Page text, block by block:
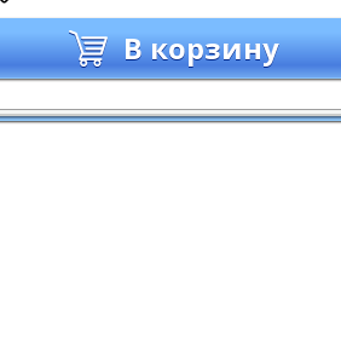
В корзину